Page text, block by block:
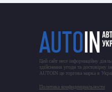
Цей сайт несе інформаційну
здійснення угоди та достовірну
AUTOIN це торгова марка в
Политика конфиденциальности